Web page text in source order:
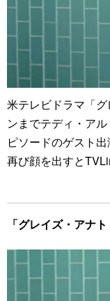
米テレビドラマ「
ンまでテディ・ア
ピソードのゲスト
再び顔を出すと
「グレイズ・アナ